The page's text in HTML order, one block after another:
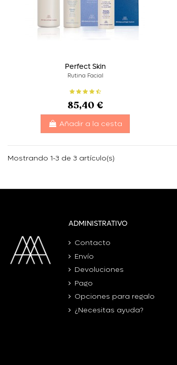
Perfect Skin
Rutina Facial
85,40 €
Añadir a la cesta
Mostrando 1-3 de 3 artículo(s)
ADMINISTRATIVO
Contacto
Envío
Devoluciones
Pago
Opciones para regalo
¿Necesitas ayuda?